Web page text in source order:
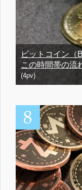
ビットコイン（
この時間帯の流
(4pv)